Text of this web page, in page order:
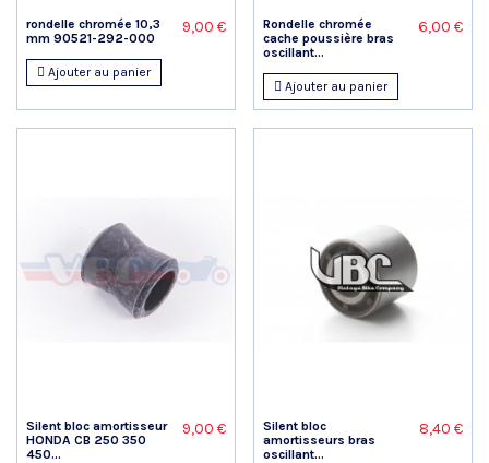
rondelle chromée 10,3
mm 90521-292-000
9,00 €
Ajouter au panier
Rondelle chromée
cache poussière bras
oscillant...
6,00 €
Ajouter au panier
Silent bloc amortisseur
HONDA CB 250 350
450...
9,00 €
Silent bloc
amortisseurs bras
oscillant...
8,40 €